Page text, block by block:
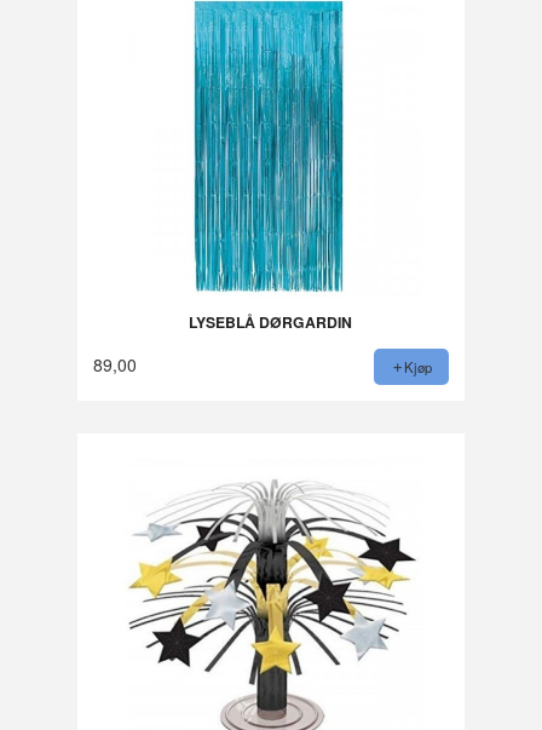
LYSEBLÅ DØRGARDIN
89,00 Kjøp